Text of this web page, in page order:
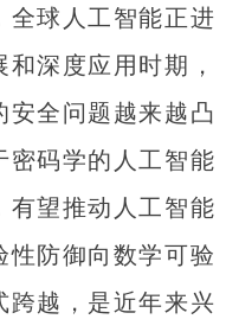
球人工智能正进
和深度应用时期，
安全问题越来越凸
密码学的人工智能
有望推动人工智能
性防御向数学可验
跨越，是近年来兴